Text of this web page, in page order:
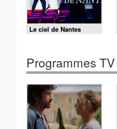
Le ciel de Nantes
Programmes